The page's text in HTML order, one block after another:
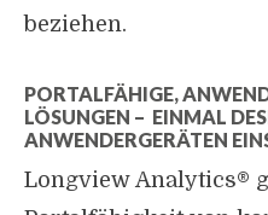
beziehen.
PORTALFÄHIGE,
LÖSUNGEN – EINMAL
ANWENDERGERÄTEN
Longview Analytics®